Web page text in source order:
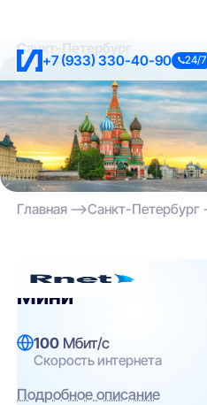
+7 (933) 330-40-90 24/7
Санкт-Петербург
Главная Санкт-Петербург
Rnet
Мини
100 Мбит/с
Скорость интернета
Подробное описание